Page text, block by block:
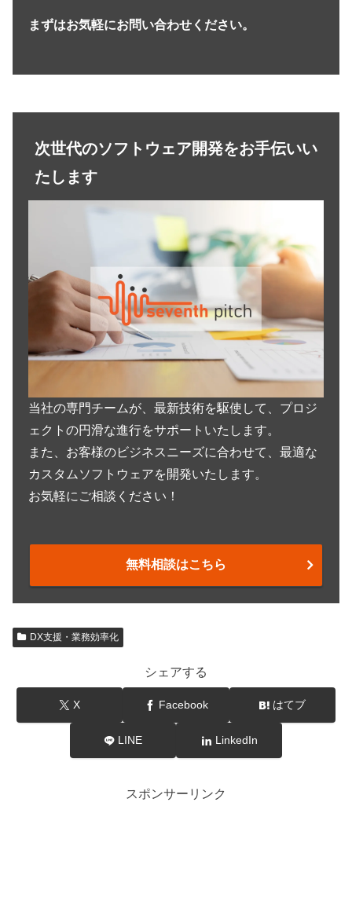
まずはお気軽にお問い合わせください。
次世代のソフトウェア開発をお手伝いい
たします
当社の専門チームが、最新技術を駆使して、プロジ
ェクトの円滑な進行をサポートいたします。
また、お客様のビジネスニーズに合わせて、最適な
カスタムソフトウェアを開発いたします。
お気軽にご相談ください！
無料相談はこちら
DX支援・業務効率化
シェアする
X Facebook はてブ
LINE LinkedIn
スポンサーリンク